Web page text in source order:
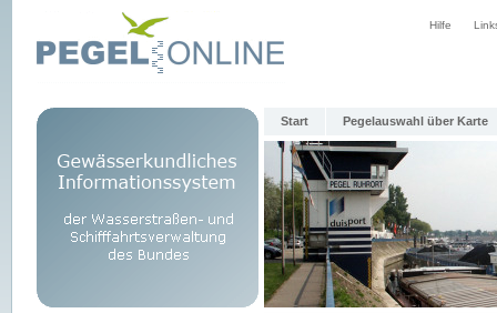
Hilfe
Start Pegelauswahl über Karte